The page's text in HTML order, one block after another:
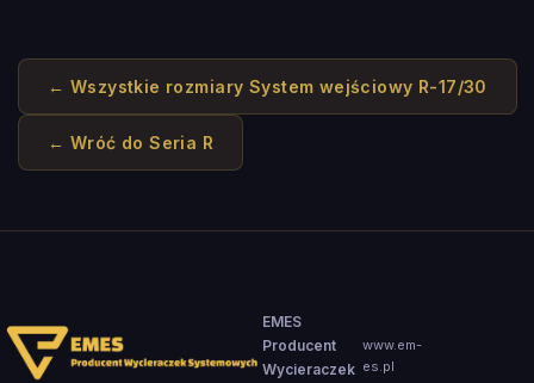
← Wszystkie rozmiary System wejściowy R-17/30
← Wróć doSeria R
EMES
Producent
Wycieraczek
www.em-
es.pl